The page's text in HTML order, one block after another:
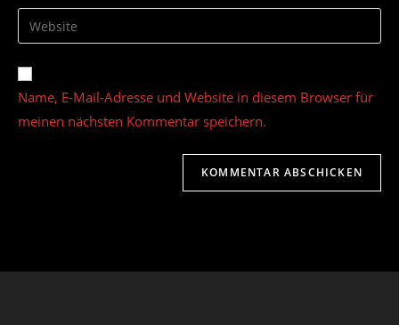
zum
Kommentieren
ein
E-
Mail-
zum
Kommentieren
ein
Gib
deine
Website-
URL
ein
(optional)
Name, E-Mail-Adresse und Website in diesem Browser für
meinen nächsten Kommentar speichern.